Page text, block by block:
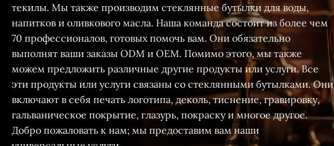
текилы. Мы также производим стеклянные бутылки для воды,
напитков и оливкового масла. Наша команда состоит из более чем
70 профессионалов, готовых помочь вам. Они обязательно
выполнят ваши заказы ODM и OEM. Помимо этого, мы также
можем предложить различные другие продукты или услуги. Все
эти продукты или услуги связаны со стеклянными бутылками. Они
включают в себя печать логотипа, деколь, тиснение, гравировку,
гальваническое покрытие, глазурь, покраску и многое другое.
Добро пожаловать к нам; мы предоставим вам наши